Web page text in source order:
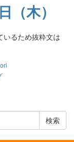
（木）
いるため抜粋文は